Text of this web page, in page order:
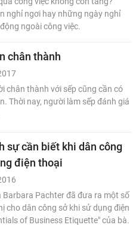
nghỉ ngơi hay những ngày nghỉ
ngoài công việc.
chân thành
chân thành với sếp cũng cần có
Thời nay, người làm sếp đánh giá
sự cần biết khi dân công
điện thoại
Barbara Pachter đã đưa ra một số
cho dân công sở khi sử dụng điện
of Business Etiquette" của bà.